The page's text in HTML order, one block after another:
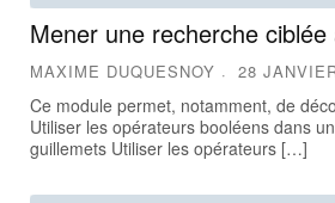
Mener une recherche
MAXIME DUQUESNOY 28
Ce module permet, notamment, de
Utiliser les opérateurs booléens dans
guillemets Utiliser les opérateurs […]